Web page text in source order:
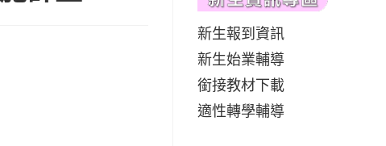
新生報到資訊
新生始業輔導
銜接教材下載
適性轉學輔導